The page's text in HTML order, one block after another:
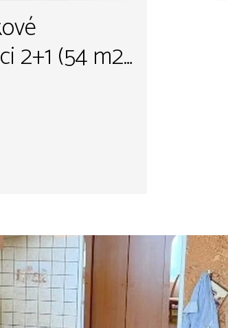
2+1 (54 m2)
na